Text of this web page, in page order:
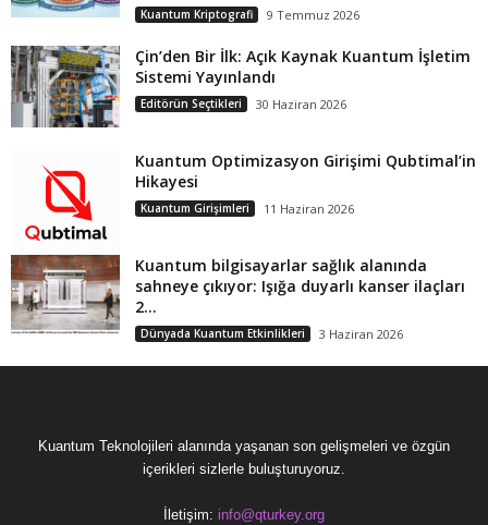
Kuantum Kriptografi 9 Temmuz 2026
Çin’den Bir İlk: Açık Kaynak Kuantum İşletim
Sistemi Yayınlandı
Editörün Seçtikleri 30 Haziran 2026
Kuantum Optimizasyon Girişimi Qubtimal’in
Hikayesi
Kuantum Girişimleri 11 Haziran 2026
Kuantum bilgisayarlar sağlık alanında
sahneye çıkıyor: Işığa duyarlı kanser ilaçları
2...
Dünyada Kuantum Etkinlikleri 3 Haziran 2026
Kuantum Teknolojileri alanında yaşanan son gelişmeleri ve özgün
içerikleri sizlerle buluşturuyoruz.
İletişim: info@qturkey.org